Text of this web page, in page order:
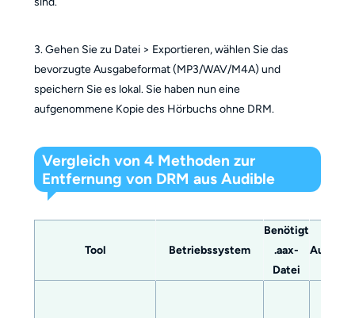
3. Gehen Sie zu Datei > Exportieren, wählen Sie das
bevorzugte Ausgabeformat (MP3/WAV/M4A) und
speichern Sie es lokal. Sie haben nun eine
aufgenommene Kopie des Hörbuchs ohne DRM.
Vergleich von 4 Methoden zur
Entfernung von DRM aus Audible
Tool Betriebssystem
Benötigt
.aax-
Datei